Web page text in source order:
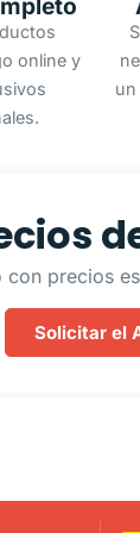
online y
un
precios
Solicitar el